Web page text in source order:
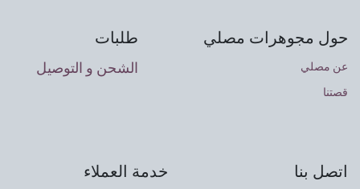
حول مجوهرات مصلي
عن مصلي
قصتنا
طلبات
الشحن و التوصيل
اتصل بنا خدمة العملاء